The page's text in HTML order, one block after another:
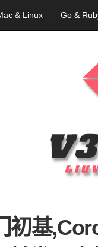
& Linux Go &
初基